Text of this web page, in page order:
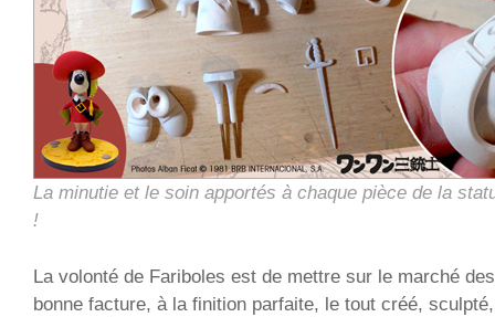
La minutie et le soin apportés à chaque pièce de la
!
La volonté de Fariboles est de mettre sur le marché
bonne facture, à la finition parfaite, le tout créé,